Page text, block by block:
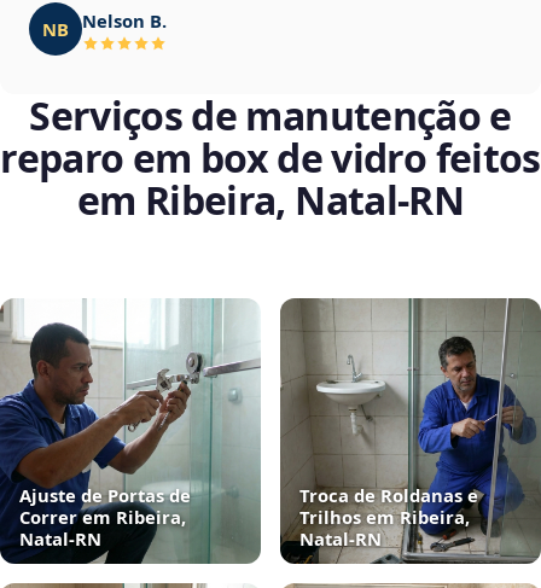
NB Nelson B.
Serviços de manutenção e
reparo em box de vidro feitos
em Ribeira, Natal‑RN
Ajuste de Portas de
Correr em Ribeira,
Natal‑RN
Troca de Roldanas e
Trilhos em Ribeira,
Natal‑RN